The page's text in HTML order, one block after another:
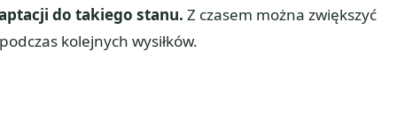
do takiego stanu. Z czasem można zwiększyć
kolejnych wysiłków.